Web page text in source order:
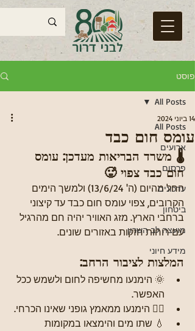
פוסט
All Posts
ארועים
פרסום
עדכונים
ביטחון
מועצה לב השרון
מידע חיוני
All Posts
עומס חום כבד
14 ביוני 2024
🌡️ משרד הבריאות מעדכן: עומס
חום כבד צפוי 🥵
החל מהיום (ה' 13/6/24) ולמשך הימים
הקרובים, צפוי עומס חום כבד עד קיצוני
ברחבי הארץ. מזג האוויר יהיה חם מהרגיל
עם רוחות חזקות באזורים שונים.
המלצות לציבור הרחב:
🌞 הימנעו מחשיפה לחום ולשמש ככל
האפשר.
🏃‍♂️ הימנעו ממאמץ גופני שאינו הכרחי.
💧 שתו מים והימצאו במקומות